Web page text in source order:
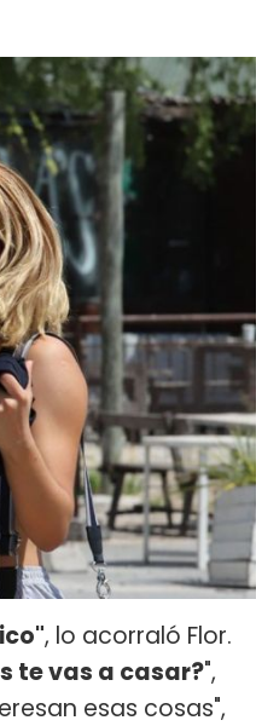
, lo acorraló Flor.
te vas a casar?",
esas cosas",